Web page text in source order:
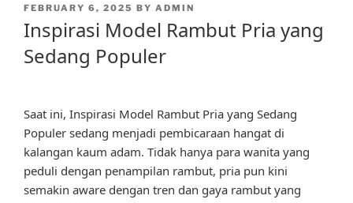
POSTED
FEBRUARY 6, 2025 BY ADMIN
Inspirasi Model Rambut Pria yang
Sedang Populer
Saat ini, Inspirasi Model Rambut Pria yang Sedang
Populer sedang menjadi pembicaraan hangat di
kalangan kaum adam. Tidak hanya para wanita yang
peduli dengan penampilan rambut, pria pun kini
semakin aware dengan tren dan gaya rambut yang